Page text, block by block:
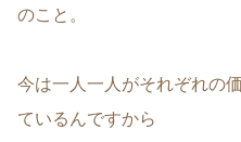
のこと。
今は一人一人がそれぞれの
ているんですから